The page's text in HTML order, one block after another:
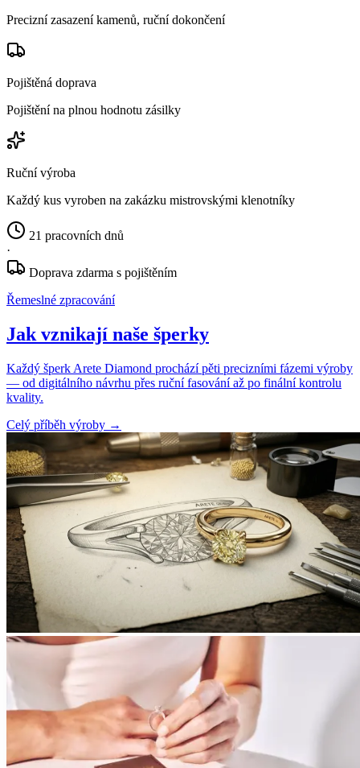
Precizní zasazení kamenů, ruční dokončení
Pojištěná doprava
Pojištění na plnou hodnotu zásilky
Ruční výroba
Každý kus vyroben na zakázku mistrovskými klenotníky
21 pracovních dnů
·
Doprava zdarma s pojištěním
Řemeslné zpracování
Jak vznikají naše šperky
Každý šperk Arete Diamond prochází pěti precizními fázemi výroby
— od digitálního návrhu přes ruční fasování až po finální kontrolu
kvality.
Celý příběh výroby →